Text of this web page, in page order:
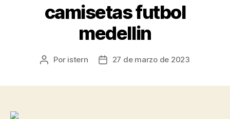
camisetas futbol
medellin
Autor
Por istern
Fecha27 de marzo de 2023